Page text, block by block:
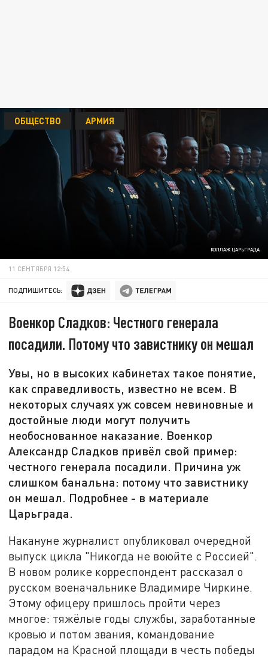
КОЛЛАЖ ЦАРЬГРАДА
ОБЩЕСТВО АРМИЯ
11 СЕНТЯБРЯ 12:54
ПОДПИШИТЕСЬ:
Военкор Сладков: Честного генерала
посадили. Потому что завистнику он мешал
Увы, но в высоких кабинетах такое понятие,
как справедливость, известно не всем. В
некоторых случаях уж совсем невиновные и
достойные люди могут получить
необоснованное наказание. Военкор
Александр Сладков привёл свой пример:
честного генерала посадили. Причина уж
слишком банальна: потому что завистнику
он мешал. Подробнее - в материале
Царьграда.
Накануне журналист опубликовал очередной
выпуск цикла "Никогда не воюйте с Россией".
В новом ролике корреспондент рассказал о
русском военачальнике Владимире Чиркине.
Этому офицеру пришлось пройти через
многое: тяжёлые годы службы, заработанные
кровью и потом звания, командование
парадом на Красной площади в честь победы